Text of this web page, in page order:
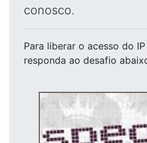
conosco.
Para liberar o acesso do IP
responda ao desafio